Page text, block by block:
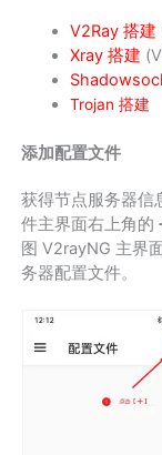
V2Ray 搭建
Xray 搭建
Trojan 搭建
添加配置文件
获得节点服务器信
件主界面右上角的
图 V2rayNG 主界
务器配置文件。